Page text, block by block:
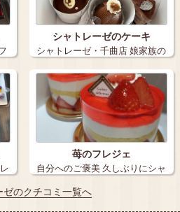
シャトレーゼのケーキ
シャトレーゼ・千曲店 娘家族の
誕生日祝…
苺のフレジェ
自分へのご褒美 久しぶりにシャ
トレーゼ…
ゼのクチコミ一覧へ